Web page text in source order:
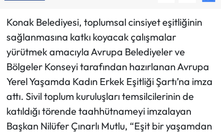
Konak Belediyesi, toplumsal cinsiyet eşitliğinin
sağlanmasına katkı koyacak çalışmalar
yürütmek amacıyla Avrupa Belediyeler ve
Bölgeler Konseyi tarafından hazırlanan Avrupa
Yerel Yaşamda Kadın Erkek Eşitliği Şartı’na imza
attı. Sivil toplum kuruluşları temsilcilerinin de
katıldığı törende taahhütnameyi imzalayan
Başkan Nilüfer Çınarlı Mutlu, “Eşit bir yaşamdan